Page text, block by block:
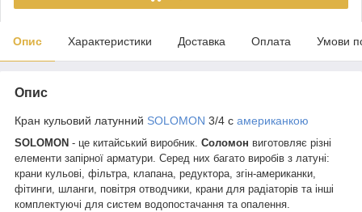
Опис Характеристики Доставка Оплата Умови
Опис
Кран кульовий латунний SOLOMON 3/4 c американкою
SOLOMON - це китайський виробник. Соломон виготовляє різні
елементи запірної арматури. Серед них багато виробів з латуні:
крани кульові, фільтра, клапана, редуктора, згін-американки,
фітинги, шланги, повітря отводчики, крани для радіаторів та інші
комплектуючі для систем водопостачання та опалення.